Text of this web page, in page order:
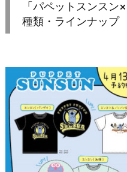
「パペットスンス
種類・ラインナップ